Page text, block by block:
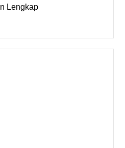
Lengkap